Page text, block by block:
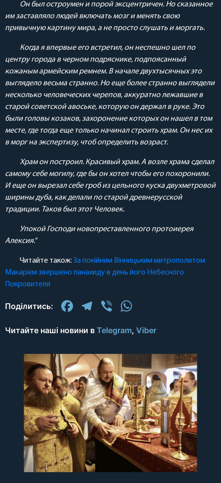
Он был остроумен и порой эксцентричен. Но сказанное
им заставляло людей включать мозг и менять свою
привычную картину мира, а не просто слушать и моргать.
Когда я впервые его встретил, он неспешно шел по
центру города в черном подряснике, подпоясанный
кожаным армейским ремнем. В начале двухтысячных это
выглядело весьма странно. Но еще более странно выглядели
несколько человеческих черепов, аккуратно лежавшие в
старой советской авоське, которую он держал в руке. Это
были головы козаков, захоронение которых он нашел в том
месте, где тогда еще только начинал строить храм. Он нес их
в морг на экспертизу, чтоб определить возраст.
Храм он построил. Красивый храм. А возле храма сделал
самому себе могилу, где бы он хотел чтобы его похоронили.
И еще он вырезал себе гроб из цельного куска двухметровой
ширины дуба, как делали по старой древнерусской
традиции. Таков был этот Человек.
Упокой Господи новопреставленного протоиерея
Алексия.“
Читайте також: За покійним Вінницьким митрополитом
Макарієм звершено панахиду в день його Небесного
Покровителя
Поділитись: Facebook
Telegram
Viber
Читайте наші новини в Telegram, Viber